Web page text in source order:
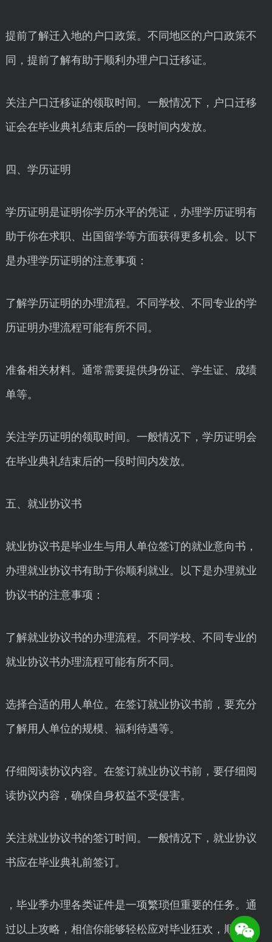
提前了解迁入地的户口政策。不同地区的户口政策不
同，提前了解有助于顺利办理户口迁移证。
关注户口迁移证的领取时间。一般情况下，户口迁移
证会在毕业典礼结束后的一段时间内发放。
四、学历证明
学历证明是证明你学历水平的凭证，办理学历证明有
助于你在求职、出国留学等方面获得更多机会。以下
是办理学历证明的注意事项：
了解学历证明的办理流程。不同学校、不同专业的学
历证明办理流程可能有所不同。
准备相关材料。通常需要提供身份证、学生证、成绩
单等。
关注学历证明的领取时间。一般情况下，学历证明会
在毕业典礼结束后的一段时间内发放。
五、就业协议书
就业协议书是毕业生与用人单位签订的就业意向书，
办理就业协议书有助于你顺利就业。以下是办理就业
协议书的注意事项：
了解就业协议书的办理流程。不同学校、不同专业的
就业协议书办理流程可能有所不同。
选择合适的用人单位。在签订就业协议书前，要充分
了解用人单位的规模、福利待遇等。
仔细阅读协议内容。在签订就业协议书前，要仔细阅
读协议内容，确保自身权益不受侵害。
关注就业协议书的签订时间。一般情况下，就业协议
书应在毕业典礼前签订。
，毕业季办理各类证件是一项繁琐但重要的任务。通
过以上攻略，相信你能够轻松应对毕业狂欢，顺利步